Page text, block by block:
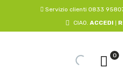
Servizio clienti 0833
CIAO. ACCEDI
0